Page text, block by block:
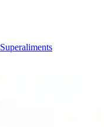
Superaliments